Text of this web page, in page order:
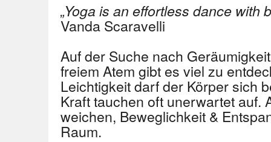
„Yoga is an effortless dance with
Vanda Scaravelli
Auf der Suche nach
freiem Atem gibt es viel zu
Leichtigkeit darf der Körper sich
Kraft tauchen oft unerwartet auf.
weichen, Beweglichkeit &
Raum.